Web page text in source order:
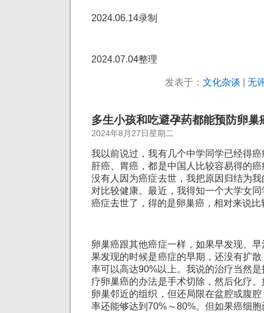
2024.06.14录制
2024.07.04整理
发表于： 文化杂谈 无
多生小孩和吃避孕药都能预防卵巢
2024年8月27日星期二
我以前说过，我有几个中学同学已经得
肝癌、胃癌，都是中国人比较容易得的
没有人因为癌症去世，我把原因归结为
对比较健康。最近，我得知一个大学女
癌症去世了，得的是卵巢癌，相对来说比
卵巢癌跟其他癌症一样，如果早发现、
果发现的时候是癌症的早期，还没有扩
率可以高达90%以上。我说的治疗当然
疗卵巢癌的办法是手术切除，然后化疗
卵巢邻近的组织，但还局限在盆腔或腹
率还能够达到70%～80%。但如果癌细